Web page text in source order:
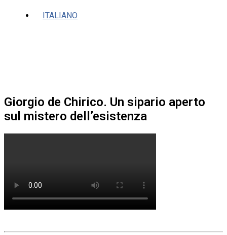
Giorgio de Chirico. Un sipario aperto
sul mistero dell’esistenza